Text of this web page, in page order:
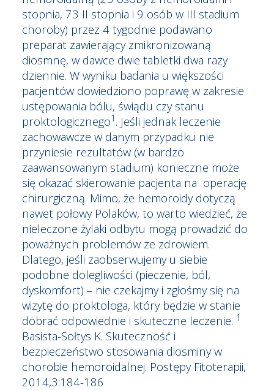
stopnia, 73 II stopnia i 9 osób w III stadium
choroby) przez 4 tygodnie podawano
preparat zawierający zmikronizowaną
diosmnę, w dawce dwie tabletki dwa razy
dziennie. W wyniku badania u większości
pacjentów dowiedziono poprawę w zakresie
ustępowania bólu, świądu czy stanu
proktologicznego1 . Jeśli jednak leczenie
zachowawcze w danym przypadku nie
przyniesie rezultatów (w bardzo
zaawansowanym stadium) konieczne może
się okazać skierowanie pacjenta na operację
chirurgiczną. Mimo, że hemoroidy dotyczą
nawet połowy Polaków, to warto wiedzieć, że
nieleczone żylaki odbytu mogą prowadzić do
poważnych problemów ze zdrowiem.
Dlatego, jeśli zaobserwujemy u siebie
podobne dolegliwości (pieczenie, ból,
dyskomfort) – nie czekajmy i zgłośmy się na
wizytę do proktologa, który będzie w stanie
dobrać odpowiednie i skuteczne leczenie. 1
Basista-Sołtys K. Skuteczność i
bezpieczeństwo stosowania diosminy w
chorobie hemoroidalnej. Postępy Fitoterapii,
2014,3:184-186